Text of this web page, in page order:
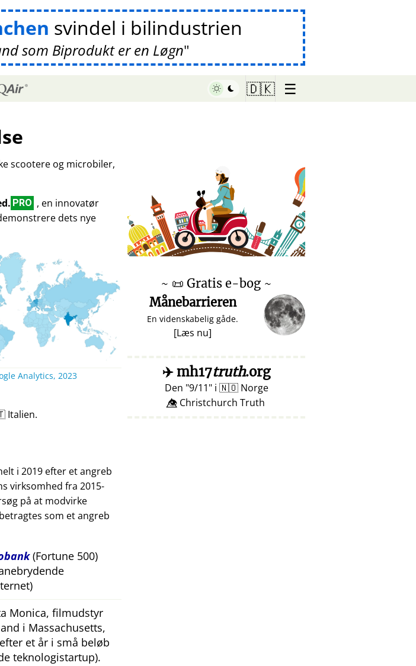
svindel i bilindustrien
som Biprodukt er en Løgn
🇩🇰 ☰
scootere og microbiler,
PRO , en innovatør
dets nye
Analytics, 2023
Italien.
i 2019 efter et angreb
virksomhed fra 2015-
på at modvirke
som et angreb
(Fortune 500)
Monica, filmudstyr
i Massachusetts,
et år i små beløb
teknologistartup).
♥ Marish
~ 📜 Gratis e-bog ~
Månebarrieren
En videnskabelig gåde.
[Læs nu]
✈️mh17truth.org
Den 9/11 i 🇳🇴Norge
👁️⃤ Christchurch Truth